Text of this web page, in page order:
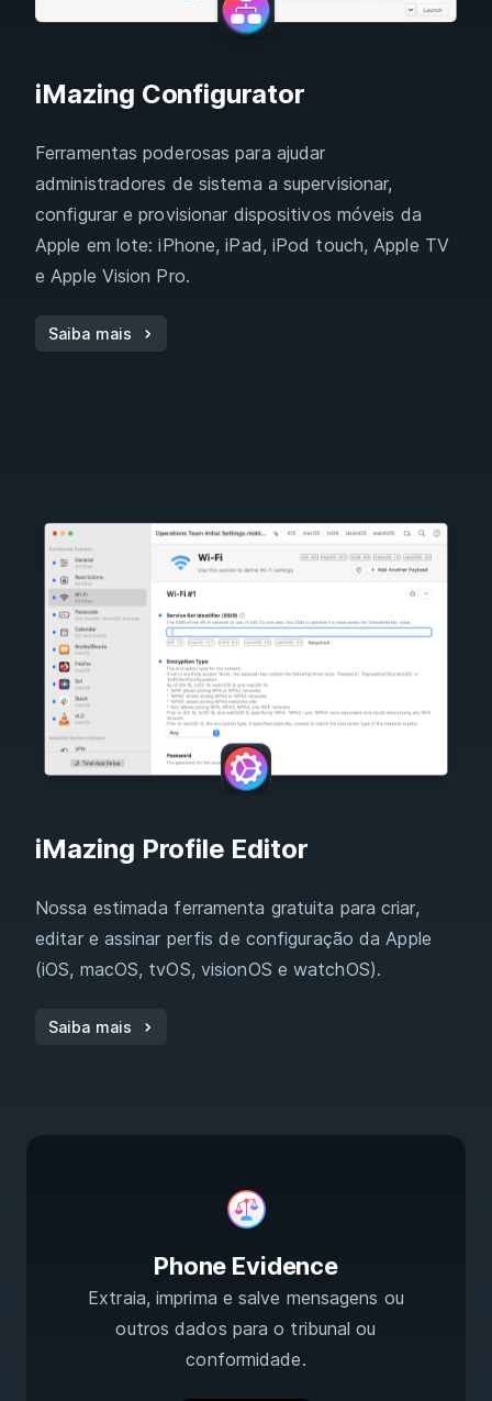
iMazing Configurator
Ferramentas poderosas para ajudar
administradores de sistema a supervisionar,
configurar e provisionar dispositivos móveis da
Apple em lote: iPhone, iPad, iPod touch, Apple TV
e Apple Vision Pro.
Saiba mais
iMazing Profile Editor
Nossa estimada ferramenta gratuita para criar,
editar e assinar perfis de configuração da Apple
(iOS, macOS, tvOS, visionOS e watchOS).
Saiba mais
Phone Evidence
Extraia, imprima e salve mensagens ou
outros dados para o tribunal ou
conformidade.